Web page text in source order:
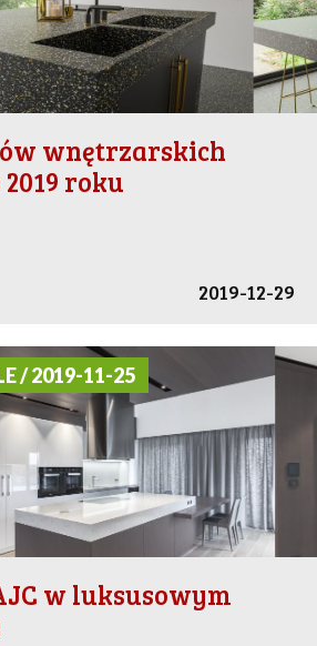
wnętrzarskich
roku
2019-12-29
/ 2019-11-25
w luksusowym